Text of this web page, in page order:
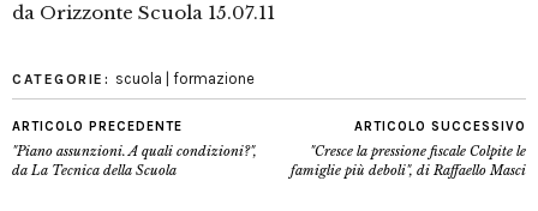
da Orizzonte Scuola 15.07.11
CATEGORIE: scuola | formazione
ARTICOLO PRECEDENTE
"Piano assunzioni. A quali condizioni?",
da La Tecnica della Scuola
ARTICOLO SUCCESSIVO
"Cresce la pressione fiscale Colpite le
famiglie più deboli", di Raffaello Masci